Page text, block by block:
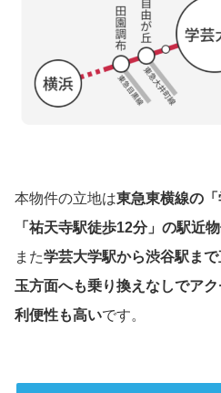
本物件の立地は東急東横線の「
「祐天寺駅徒歩12分」の駅近
また学芸大学駅から渋谷駅ま
玉方面へも乗り換えなしでア
利便性も高いです。